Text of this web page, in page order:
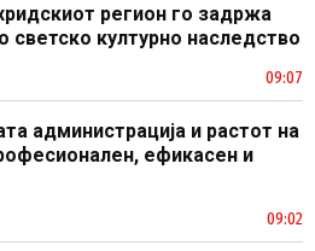
регион го задржа
светско културно наследство
09:07
администрација и растот на
ефикасен и
09:02